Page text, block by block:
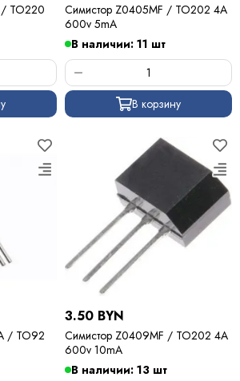
TO220
Симистор Z0405MF / TO202 4A
600v 5mA
В наличии: 11 шт
В корзину
/ TO92
3.50 BYN
Симистор Z0409MF / TO202 4A
600v 10mA
В наличии: 13 шт